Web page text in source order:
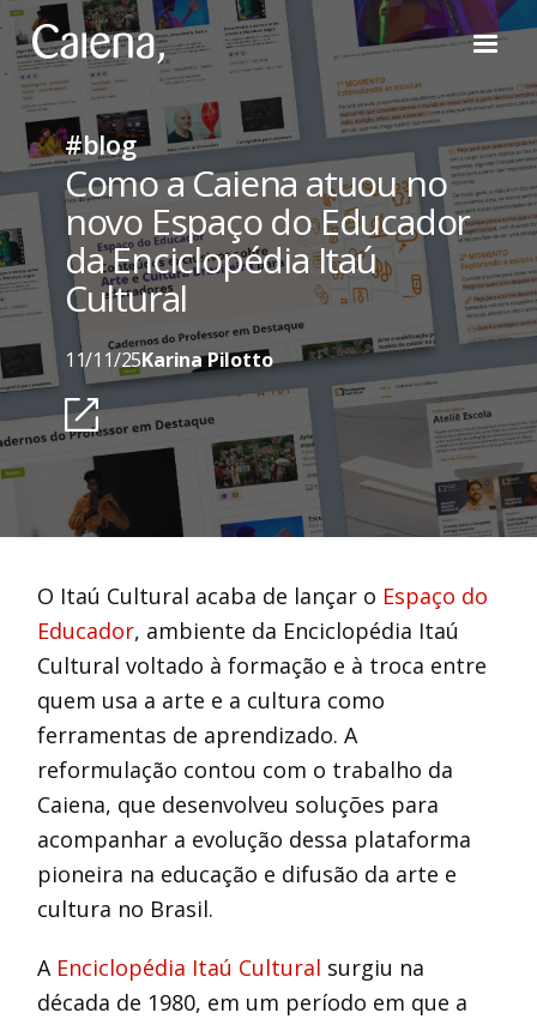
#blog
Como a Caiena atuou no
novo Espaço do Educador
da Enciclopédia Itaú
Cultural
11/11/25Karina Pilotto
O Itaú Cultural acaba de lançar o Espaço do
Educador, ambiente da Enciclopédia Itaú
Cultural voltado à formação e à troca entre
quem usa a arte e a cultura como
ferramentas de aprendizado. A
reformulação contou com o trabalho da
Caiena, que desenvolveu soluções para
acompanhar a evolução dessa plataforma
pioneira na educação e difusão da arte e
cultura no Brasil.
A Enciclopédia Itaú Cultural surgiu na
década de 1980, em um período em que a